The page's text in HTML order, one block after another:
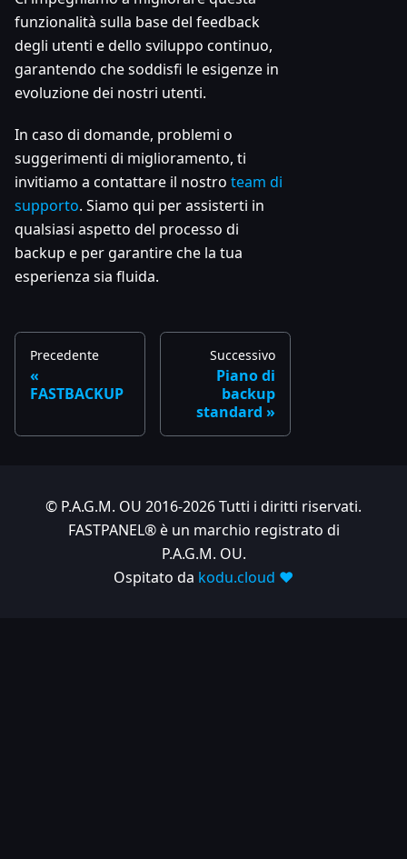
funzionalità sulla base del feedback
degli utenti e dello sviluppo continuo,
garantendo che soddisfi le esigenze in
evoluzione dei nostri utenti.
In caso di domande, problemi o
suggerimenti di miglioramento, ti
invitiamo a contattare il nostro team di
supporto. Siamo qui per assisterti in
qualsiasi aspetto del processo di
backup e per garantire che la tua
esperienza sia fluida.
Precedente
FASTBACKUP
Successivo
Piano di
backup
standard
© P.A.G.M. OU 2016-2026 Tutti i diritti riservati.
FASTPANEL® è un marchio registrato di
P.A.G.M. OU.
Ospitato da kodu.cloud ❤️